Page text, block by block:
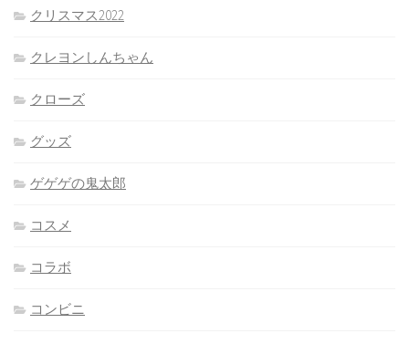
クリスマス2022
クレヨンしんちゃん
クローズ
グッズ
ゲゲゲの鬼太郎
コスメ
コラボ
コンビニ